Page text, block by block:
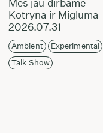
Kotryna ir Migluma
2026.07.31
Ambient
Experimental
Talk Show